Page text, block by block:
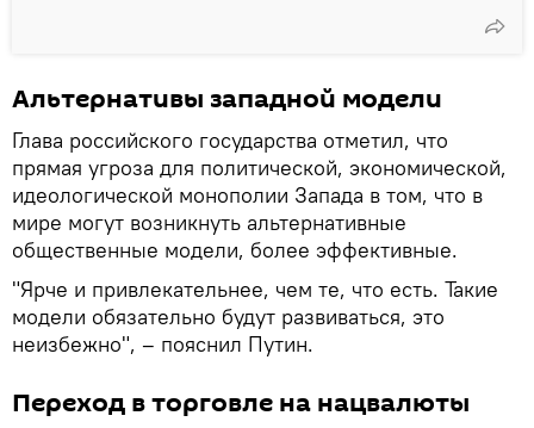
Альтернативы западной модели
Глава российского государства отметил, что
прямая угроза для политической, экономической,
идеологической монополии Запада в том, что в
мире могут возникнуть альтернативные
общественные модели, более эффективные.
"Ярче и привлекательнее, чем те, что есть. Такие
модели обязательно будут развиваться, это
неизбежно", – пояснил Путин.
Переход в торговле на нацвалюты